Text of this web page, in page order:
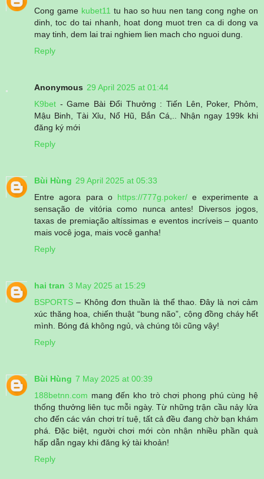
Cong game kubet11 tu hao so huu nen tang cong nghe on
dinh, toc do tai nhanh, hoat dong muot tren ca di dong va
may tinh, dem lai trai nghiem lien mach cho nguoi dung.
Reply
Anonymous 29 April 2025 at 01:44
K9bet - Game Bài Đổi Thưởng : Tiến Lên, Poker, Phỏm,
Mậu Binh, Tài Xỉu, Nổ Hũ, Bắn Cá,.. Nhận ngay 199k khi
đăng ký mới
Reply
Bùi Hùng 29 April 2025 at 05:33
Entre agora para o https://777g.poker/ e experimente a
sensação de vitória como nunca antes! Diversos jogos,
taxas de premiação altíssimas e eventos incríveis – quanto
mais você joga, mais você ganha!
Reply
hai tran 3 May 2025 at 15:29
BSPORTS – Không đơn thuần là thể thao. Đây là nơi cảm
xúc thăng hoa, chiến thuật “bung não”, cộng đồng cháy hết
mình. Bóng đá không ngủ, và chúng tôi cũng vậy!
Reply
Bùi Hùng 7 May 2025 at 00:39
188betnn.com mang đến kho trò chơi phong phú cùng hệ
thống thưởng liên tục mỗi ngày. Từ những trận cầu nảy lửa
cho đến các ván chơi trí tuệ, tất cả đều đang chờ bạn khám
phá. Đặc biệt, người chơi mới còn nhận nhiều phần quà
hấp dẫn ngay khi đăng ký tài khoản!
Reply